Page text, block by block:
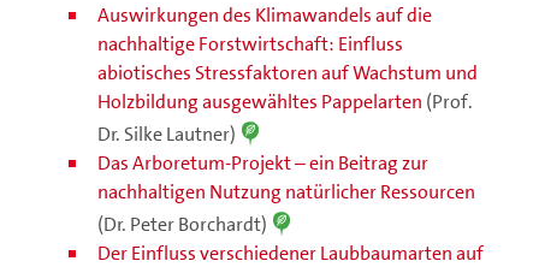
Auswirkungen des Klimawandels auf die
nachhaltige Forstwirtschaft: Einfluss
abiotisches Stressfaktoren auf Wachstum und
Holzbildung ausgewähltes Pappelarten (Prof.
Dr. Silke Lautner)
Das Arboretum-Projekt – ein Beitrag zur
nachhaltigen Nutzung natürlicher Ressourcen
(Dr. Peter Borchardt)
Der Einfluss verschiedener Laubbaumarten auf